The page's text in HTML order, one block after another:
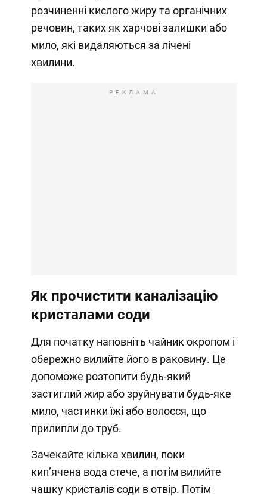
розчиненні кислого жиру та органічних
речовин, таких як харчові залишки або
мило, які видаляються за лічені
хвилини.
РЕКЛАМА
Як прочистити каналізацію
кристалами соди
Для початку наповніть чайник окропом і
обережно вилийте його в раковину. Це
допоможе розтопити будь-який
застиглий жир або зруйнувати будь-яке
мило, частинки їжі або волосся, що
прилипли до труб.
Зачекайте кілька хвилин, поки
кип’ячена вода стече, а потім вилийте
чашку кристалів соди в отвір. Потім